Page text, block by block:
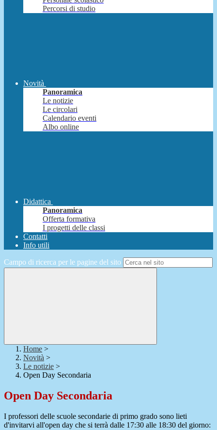
Percorsi di studio
Novità
Panoramica
Le notizie
Le circolari
Calendario eventi
Albo online
Didattica
Panoramica
Offerta formativa
I progetti delle classi
Contatti
Info utili
Campo di ricerca per le pagine del sito
Home >
Novità >
Le notizie >
Open Day Secondaria
Open Day Secondaria
I professori delle scuole secondarie di primo grado sono lieti
d'invitarvi all'open day che si terrà dalle 17:30 alle 18:30 del giorno: